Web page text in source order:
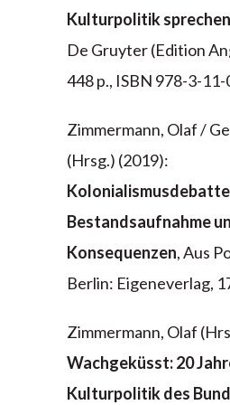
Kulturpolitik
De Gruyter (Edition
448 p., ISBN 978-3-
Zimmermann, Olaf /
(Hrsg.) (2019):
Bestandsaufnahme
Konsequenzen, Aus
Berlin: Eigeneverlag,
Zimmermann, Olaf
Wachgeküsst: 20
Kulturpolitik des